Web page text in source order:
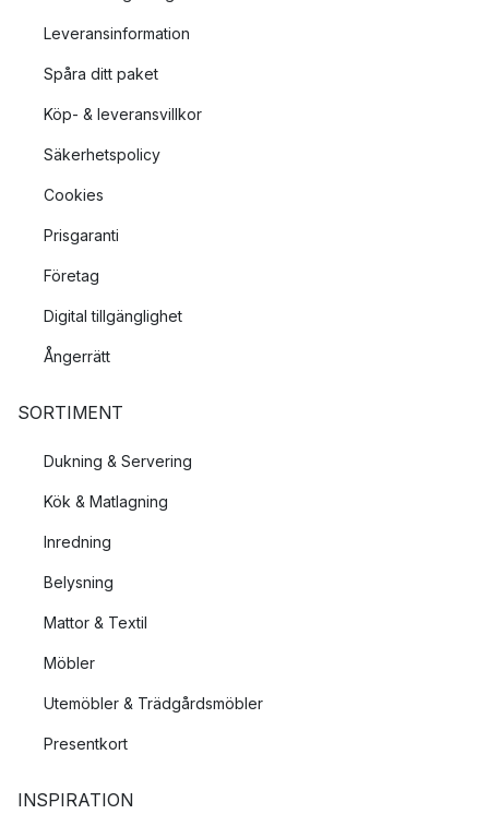
Leveransinformation
Spåra ditt paket
Köp- & leveransvillkor
Säkerhetspolicy
Cookies
Prisgaranti
Företag
Digital tillgänglighet
Ångerrätt
SORTIMENT
Dukning & Servering
Kök & Matlagning
Inredning
Belysning
Mattor & Textil
Möbler
Utemöbler & Trädgårdsmöbler
Presentkort
INSPIRATION